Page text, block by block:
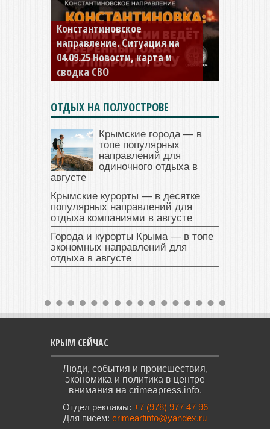
Константиновское
направление. Ситуация на
04.09.25 Новости, карта и
сводка СВО
ОТДЫХ НА ПОЛУОСТРОВЕ
Крымские города — в
топе популярных
направлений для
одиночного отдыха в
августе
Крымские курорты — в десятке
популярных направлений для
отдыха компаниями в августе
Города и курорты Крыма — в топе
экономных направлений для
отдыха в августе
КРЫМ СЕЙЧАС
Люди, события и происшествия,
экономика и политика в центре
внимания на crimeapress.info.
Отдел рекламы: +7 (978) 977 47 96
Для писем: crimearfinfo@yandex.ru